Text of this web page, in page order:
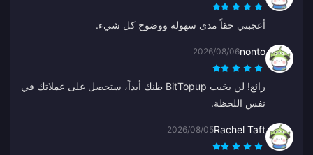
أعجبني حقاً مدى سهولة ووضوح كل شيء.
nonto
2026/08/06
رائع! لن يخيب BitTopup ظنك أبداً، ستحصل على عملاتك في
نفس اللحظة.
Rachel Taft
2026/08/05